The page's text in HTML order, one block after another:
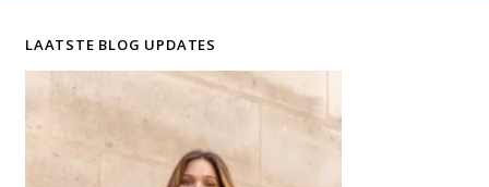
LAATSTE BLOG UPDATES